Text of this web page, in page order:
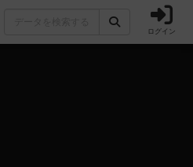
ログイン